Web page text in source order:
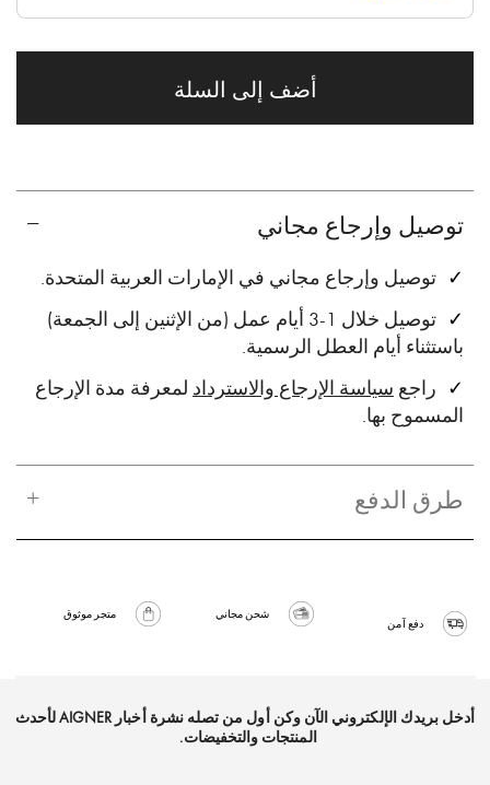
أضف إلى السلة
توصيل وإرجاع مجاني
توصيل وإرجاع مجاني في الإمارات العربية المتحدة.
توصيل خلال 1-3 أيام عمل (من الإثنين إلى الجمعة)
باستثناء أيام العطل الرسمية.
راجع سياسة الإرجاع والاسترداد لمعرفة مدة الإرجاع
المسموح بها.
طرق الدفع